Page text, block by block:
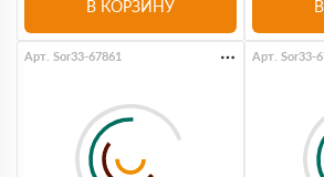
В КОРЗИНУ
Арт. Sor33-67861 Арт. Sor33-